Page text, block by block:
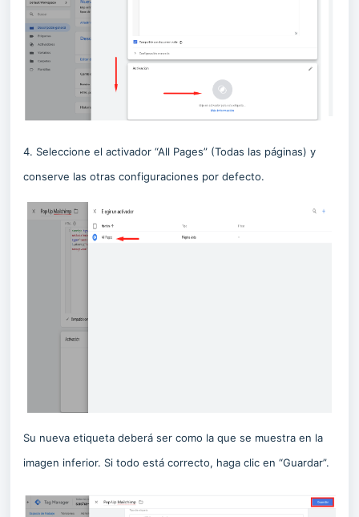
4. Seleccione el activador “All Pages” (Todas las páginas) y
conserve las otras configuraciones por defecto.
Su nueva etiqueta deberá ser como la que se muestra en la
imagen inferior. Si todo está correcto, haga clic en “Guardar”.